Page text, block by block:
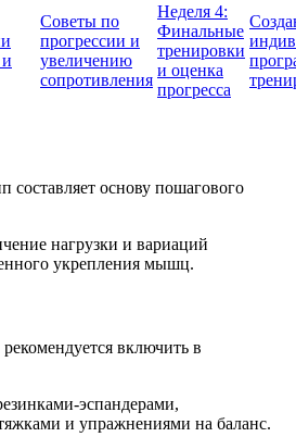
Советы по
прогрессии и
увеличению
сопротивления
Неделя 4:
Финальные
тренировки
и оценка
прогресса
составляет основу пошагового
нагрузки и вариаций
укрепления мышц.
включить в
эспандерами,
и упражнениями на баланс.